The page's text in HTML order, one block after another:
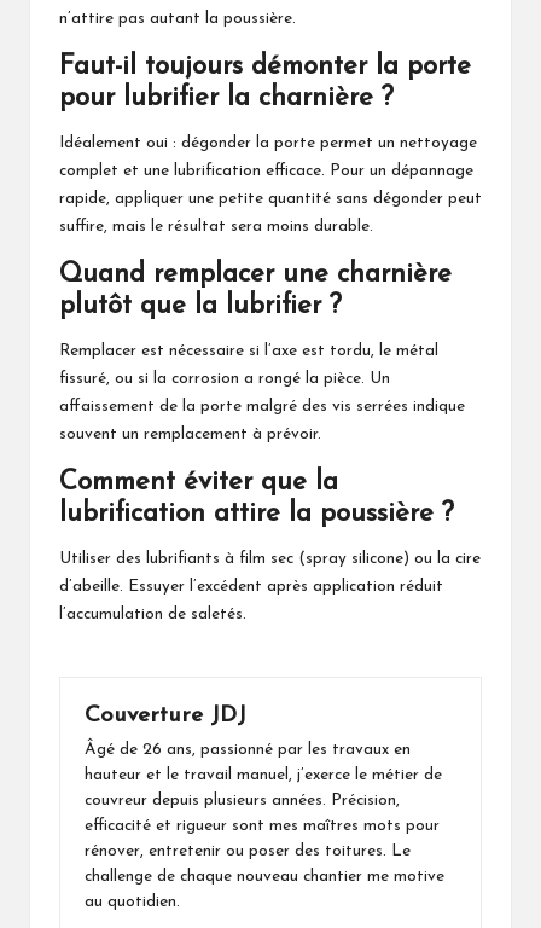
n’attire pas autant la poussière.
Faut-il toujours démonter la porte
pour lubrifier la charnière ?
Idéalement oui : dégonder la porte permet un nettoyage
complet et une lubrification efficace. Pour un dépannage
rapide, appliquer une petite quantité sans dégonder peut
suffire, mais le résultat sera moins durable.
Quand remplacer une charnière
plutôt que la lubrifier ?
Remplacer est nécessaire si l’axe est tordu, le métal
fissuré, ou si la corrosion a rongé la pièce. Un
affaissement de la porte malgré des vis serrées indique
souvent un remplacement à prévoir.
Comment éviter que la
lubrification attire la poussière ?
Utiliser des lubrifiants à film sec (spray silicone) ou la cire
d’abeille. Essuyer l’excédent après application réduit
l’accumulation de saletés.
Couverture JDJ
Âgé de 26 ans, passionné par les travaux en
hauteur et le travail manuel, j’exerce le métier de
couvreur depuis plusieurs années. Précision,
efficacité et rigueur sont mes maîtres mots pour
rénover, entretenir ou poser des toitures. Le
challenge de chaque nouveau chantier me motive
au quotidien.